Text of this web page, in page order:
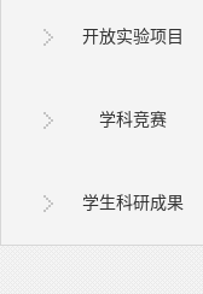
开放实验项目
学科竞赛
学生科研成果